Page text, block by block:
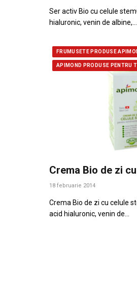
Ser activ Bio cu celule
hialuronic, venin de albine,…
FRUMUSETE PRODUSE
APIMOND PRODUSE PENTRU
Crema Bio de zi
18 februarie 2014
Crema Bio de zi cu celule
acid hialuronic, venin de…